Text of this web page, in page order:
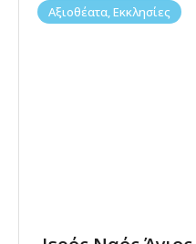
Αξιοθέατα, Εκκλησίες